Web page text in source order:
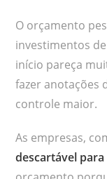
O orçamento
investimentos
início pareça
fazer anotações
controle maior.
As empresas,
descartável para